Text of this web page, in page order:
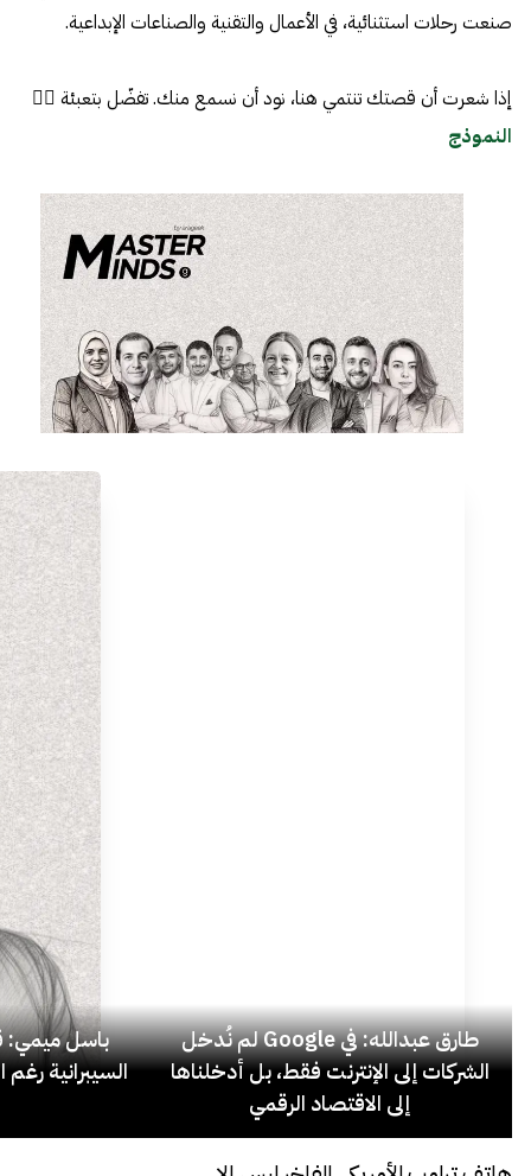
صنعت رحلات استثنائية، في الأعمال والتقنية والصناعات الإبداعية.
إذا شعرت أن قصتك تنتمي هنا، نود أن نسمع منك. تفضّل بتعبئة 👈🏼
النموذج
طارق عبدالله: في Google لم نُدخل
الشركات إلى الإنترنت فقط، بل أدخلناها
إلى الاقتصاد الرقمي
باسل ميمي:
السيبرانية رغم